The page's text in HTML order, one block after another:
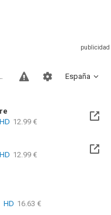
España
HD 12.99 €
HD 12.99 €
HD 16.63 €